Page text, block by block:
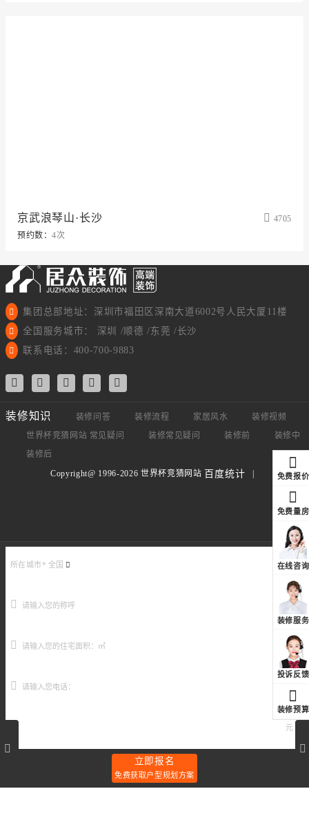
武
沙
远
京武浪琴山·长沙
4705
预约数：4次
免费报价
免费量房
在线咨询
装修服务
投诉反馈
装修预算
集团总部地址：深圳市福田区深南大道6002号人民大厦11楼
全国服务城市： 深圳 /顺德 /东莞 /长沙
联系电话：400-700-9883
装修知识 装修问答 装修流程 家居风水
装修视频
世界杯竞猜网站 常见疑问
装修常见疑问 装修前
装修中
装修后
Copyright@ 1996-2026 世界杯竞猜网站 百度统计
所在城市* 全国
元
立即报名
免费获取户型规划方案